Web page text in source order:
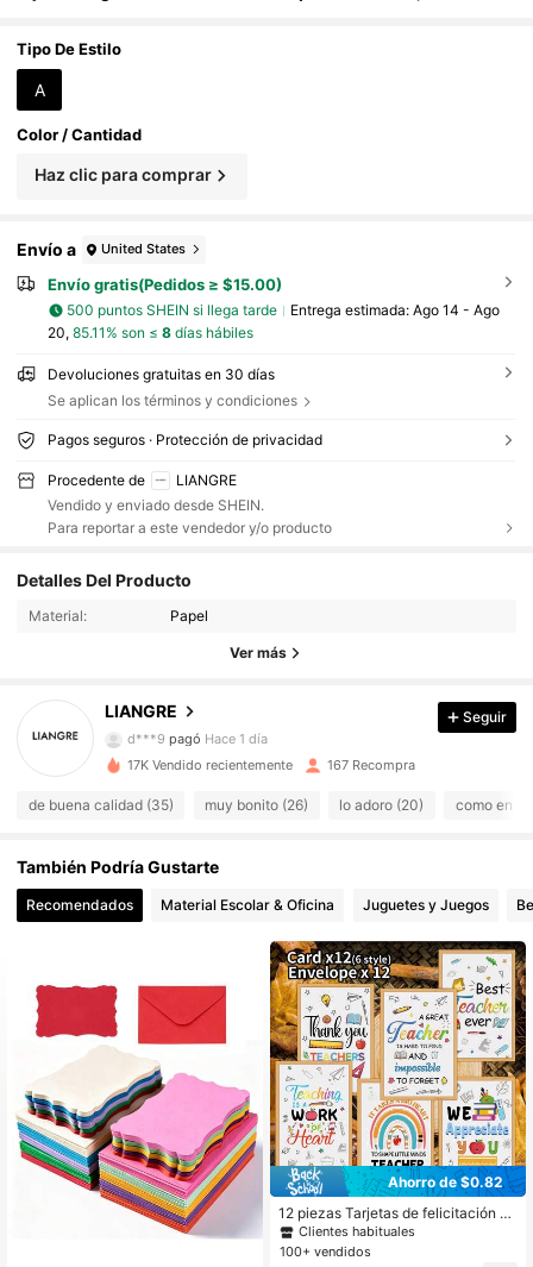
lar, regalo reflexivo
Tipo De Estilo
A
Color / Cantidad
Haz clic para comprar
Envío a United States
Envío gratis(Pedidos ≥ $15.00)
500 puntos SHEIN si llega tarde Entrega estimada: Ago 14 - Ago
20, 85.11% son ≤ 8días hábiles
Devoluciones gratuitas en 30 días
Se aplican los términos y condiciones
Pagos seguros · Protección de privacidad
Procedente de
LIANGRE
Vendido y enviado desde SHEIN.
Para reportar a este vendedor y/o producto
Detalles Del Producto
Material: Papel
Ver más
LIANGRE
14 Seguidores
14 Seguidores
4.87
14 Seguidores
d***9 pagó Hace 1 día
4.87 14 Seguidores
4.87
4.87 14 Seguidores
4.87 14 Seguidores
4.87 14 Seguidores
Seguir
17K Vendido recientemente 167 Recompra
de buena calidad (35) muy bonito (26) lo adoro (20) como en
También Podría Gustarte
Recomendados Material Escolar & Oficina Juguetes y Juegos
Ahorro de $0.82
12 piezas Tarjetas de felicitación de
agradecimiento para maestros con
sobres - Tarjetas de agradecimient
o versátiles para maestros, perfecta
Clientes habituales
100+ vendidos